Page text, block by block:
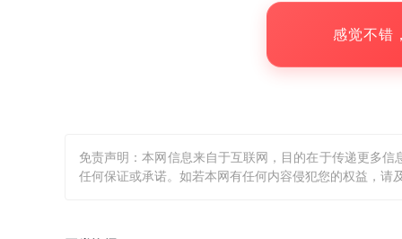
感觉不错
免责声明：本网信息来自于互联网，目的在于传递更多
任何保证或承诺。如若本网有任何内容侵犯您的权益，请